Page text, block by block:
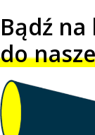
Bądź na
do